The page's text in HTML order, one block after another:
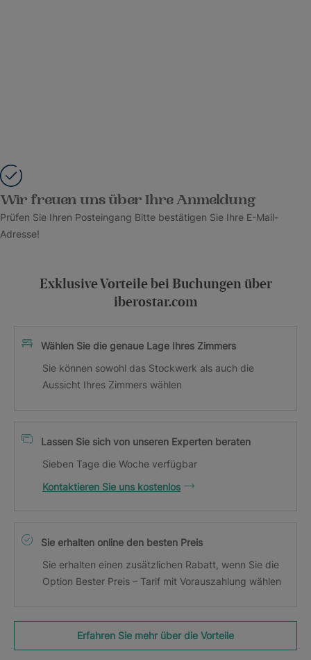
Wir freuen uns über Ihre Anmeldung
Prüfen Sie Ihren Posteingang Bitte bestätigen Sie Ihre E-Mail-
Adresse!
Exklusive Vorteile bei Buchungen über
iberostar.com
Wählen Sie die genaue Lage Ihres Zimmers
Sie können sowohl das Stockwerk als auch die
Aussicht Ihres Zimmers wählen
Lassen Sie sich von unseren Experten beraten
Sieben Tage die Woche verfügbar
Kontaktieren Sie uns kostenlos
Sie erhalten online den besten Preis
Sie erhalten einen zusätzlichen Rabatt, wenn Sie die
Option Bester Preis – Tarif mit Vorauszahlung wählen
Erfahren Sie mehr über die Vorteile